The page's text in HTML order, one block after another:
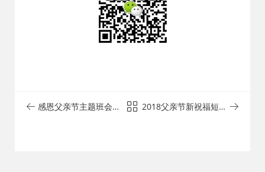
感恩父亲节主题班会策
2018父亲节新祝福短信